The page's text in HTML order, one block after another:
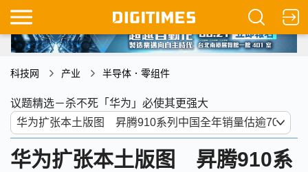
科技网 产业 半导体．零组件
议题精选－杀不死「华为」必使其更强大
华为扩张本土版图 昇腾910系